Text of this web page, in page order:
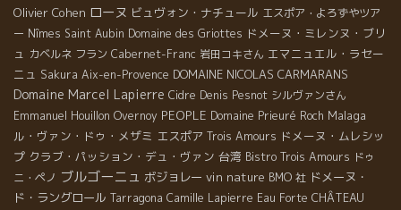
を必要としている。”といつも感じていたからである。 ワインは誰
でもが手に入るような価格でなければと思っていた。 ティエリー
は調べた。まず安く造るには土地代の安いラングドックだろう。
探していた時にニームの近くのソヴィニャルグ村にたどり着い
た。 アラモン、サンソー、カリニャンの古木が沢山残っている地
域だった。 スヴィニャルグ村はローヌ地方とラングドック地方の
中間に位置していて、忘れらている葡萄栽培地区でもあった。
AOCも存在しないまるでブラックホールのような場所だった。 栽
培されている品種もその昔、ラングドックが全盛期だったアラモ
ン、サンソー、カリニャンなどの古木が今でも栽培されていた。
流行から取り残されていた地区だったのである。 ティエリーはこ
理を注文した人、どちらにも合うボジョレのリリアン・ボッシェ
＊Lilian Bauchetのワインを合わせた 難しい年を乗り越えた醸造
家達、ワインの話しは尽きない。楽しいひと時を４人で過ごしま
した。 今週の土曜日はジャズの生演奏とOlivier Cohen＊オリヴ
ィエ・コエンがパリにやって来て試飲会をやるとの事。 土曜日の
予約をした。ジャズとオリヴィエのワイン楽しむ。 ヤー、よく話
し、よく飲みました。
Olivier Cohen ローヌ ビュヴォン・ナチュール エスポア・よろずやツア
ー Nîmes Saint Aubin Domaine des Griottes ドメーヌ・ミレンヌ・ブリ
ュ カベルネ フラン Cabernet-Franc 岩田コキさん エマニュエル・ラセー
ニュ Sakura Aix-en-Provence DOMAINE NICOLAS CARMARANS
Domaine Marcel Lapierre Cidre Denis Pesnot シルヴァンさん
Emmanuel Houillon Overnoy PEOPLE Domaine Prieuré Roch Malaga
ル・ヴァン・ドゥ・メザミ エスポア Trois Amours ドメーヌ・ムレシッ
プ クラブ・パッション・デュ・ヴァン 台湾 Bistro Trois Amours ドゥ
ニ・ペノ ブルゴーニュ ボジョレー vin nature BMO 社 ドメーヌ・
ド・ラングロール Tarragona Camille Lapierre Eau Forte CHÂTEAU